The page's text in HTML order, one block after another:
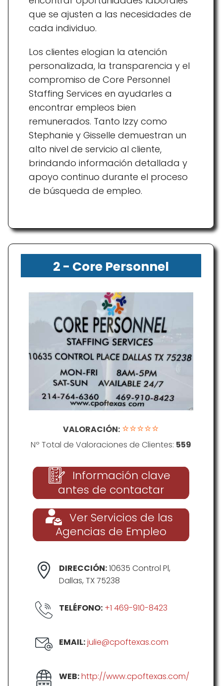
que se ajusten a las necesidades de
cada individuo.
Los clientes elogian la atención
personalizada, la transparencia y el
compromiso de Core Personnel
Staffing Services en ayudarles a
encontrar empleos bien
remunerados. Tanto Izzy como
Stephanie y Gisselle demuestran un
alto nivel de servicio al cliente,
brindando información detallada y
apoyo continuo durante el proceso
de búsqueda de empleo.
2 - Core Personnel
VALORACIÓN: ⭐⭐⭐⭐⭐
Nº Total de Valoraciones de Clientes: 559
Información clave
antes de contactar
Ver Servicios de las
Agencias de Empleo
DIRECCIÓN:10635 Control Pl,
Dallas, TX 75238
TELÉFONO: +1 469-910-8423
EMAIL:julie@cpoftexas.com
WEB:http://www.cpoftexas.com/